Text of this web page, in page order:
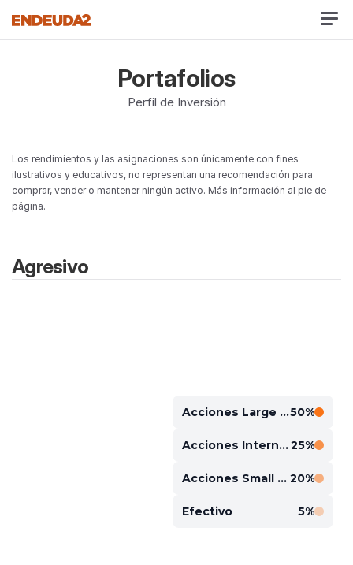
Portafolios
Perfil de Inversión
Los rendimientos y las asignaciones son únicamente con fines
ilustrativos y educativos, no representan una recomendación para
comprar, vender o mantener ningún activo. Más información al pie de
página.
Agresivo
Acciones Large Cap50%
Acciones Internacionales25%
Acciones Small Cap 20%
Efectivo 5%